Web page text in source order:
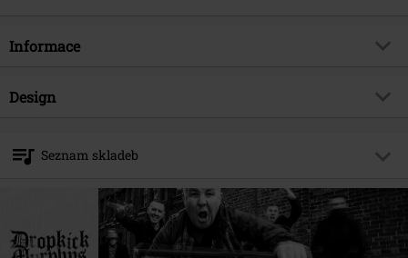
Informace
Zboží č.
Hudební žánr
Dropkick Murphys
Datum vydání
1/29/01
Design
Média - formát 1-3
Seznam skladeb
1.
For Boston